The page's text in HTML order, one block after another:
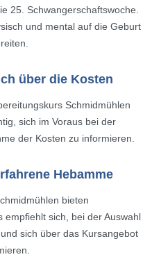
25. Schwangerschaftswoche.
und mental auf die Geburt
über die Kosten
Schmidmühlen
sich im Voraus bei der
der Kosten zu informieren.
Hebamme
bieten
sich, bei der Auswahl
sich über das Kursangebot